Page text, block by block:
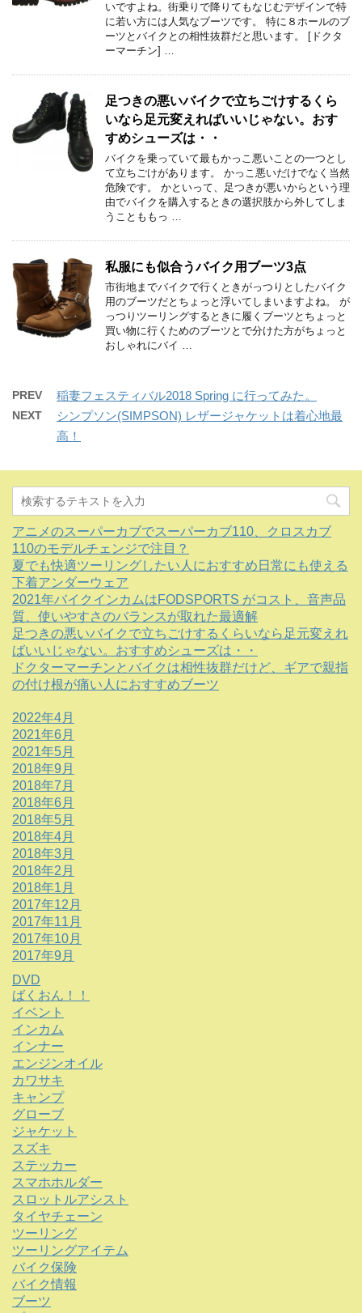
いですよね。街乗りで降りてもなじむデザインで特
に若い方には人気なブーツです。 特に８ホールのブ
ーツとバイクとの相性抜群だと思います。 [ドクタ
ーマーチン] …
足つきの悪いバイクで立ちごけするくら
いなら足元変えればいいじゃない。おす
すめシューズは・・
バイクを乗っていて最もかっこ悪いことの一つとし
て立ちごけがあります。 かっこ悪いだけでなく当然
危険です。 かといって、足つきが悪いからという理
由でバイクを購入するときの選択肢から外してしま
うことももっ …
私服にも似合うバイク用ブーツ3点
市街地までバイクで行くときがっつりとしたバイク
用のブーツだとちょっと浮いてしまいますよね。 が
っつりツーリングするときに履くブーツとちょっと
買い物に行くためのブーツとで分けた方がちょっと
おしゃれにバイ …
PREV 稲妻フェスティバル2018 Spring に行ってみた。
NEXT
シンプソン(SIMPSON) レザージャケットは着心地最
高！
アニメのスーパーカブでスーパーカブ110、クロスカブ
110のモデルチェンジで注目？
夏でも快適ツーリングしたい人におすすめ日常にも使える
下着アンダーウェア
2021年バイクインカムはFODSPORTS がコスト、音声品
質、使いやすさのバランスが取れた最適解
足つきの悪いバイクで立ちごけするくらいなら足元変えれ
ばいいじゃない。おすすめシューズは・・
ドクターマーチンとバイクは相性抜群だけど、ギアで親指
の付け根が痛い人におすすめブーツ
2022年4月
2021年6月
2021年5月
2018年9月
2018年7月
2018年6月
2018年5月
2018年4月
2018年3月
2018年2月
2018年1月
2017年12月
2017年11月
2017年10月
2017年9月
DVD
ばくおん！！
イベント
インカム
インナー
エンジンオイル
カワサキ
キャンプ
グローブ
ジャケット
スズキ
ステッカー
スマホホルダー
スロットルアシスト
タイヤチェーン
ツーリング
ツーリングアイテム
バイク保険
バイク情報
ブーツ